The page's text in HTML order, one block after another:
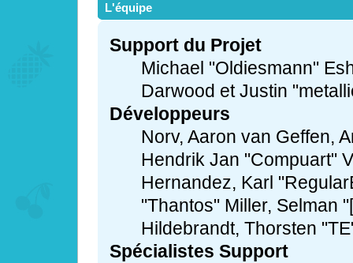
L'équipe
Support du Projet
Michael "Oldiesmann"
Darwood et Justin
Développeurs
Norv, Aaron van Geffen,
Hendrik Jan "Compuart"
Hernandez, Karl
"Thantos" Miller, Selman
Hildebrandt, Thorsten
Spécialistes Support